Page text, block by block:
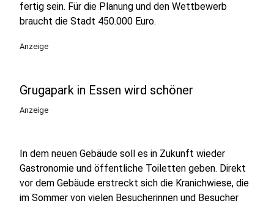
fertig sein. Für die Planung und den Wettbewerb
braucht die Stadt 450.000 Euro.
Anzeige
Grugapark in Essen wird schöner
Anzeige
In dem neuen Gebäude soll es in Zukunft wieder
Gastronomie und öffentliche Toiletten geben. Direkt
vor dem Gebäude erstreckt sich die Kranichwiese, die
im Sommer von vielen Besucherinnen und Besucher